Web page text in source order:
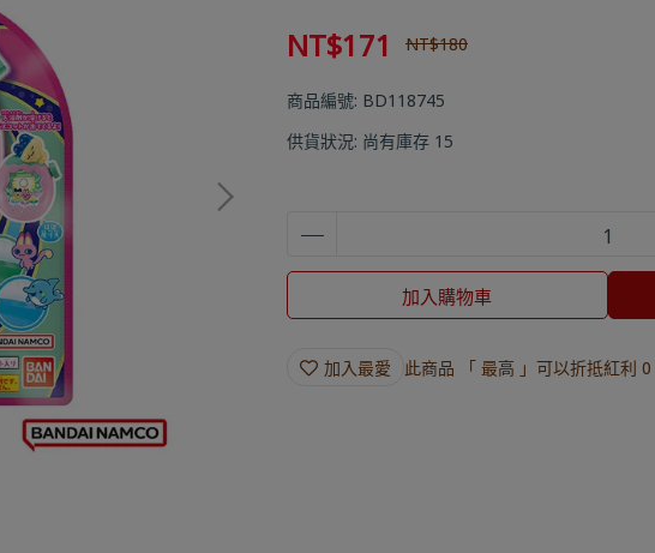
NT$171
NT$180
商品編號: BD118745
供貨狀況: 尚有庫存 15
加入購物車
加入最愛 此商品 「 最高 」可以折抵紅利 0